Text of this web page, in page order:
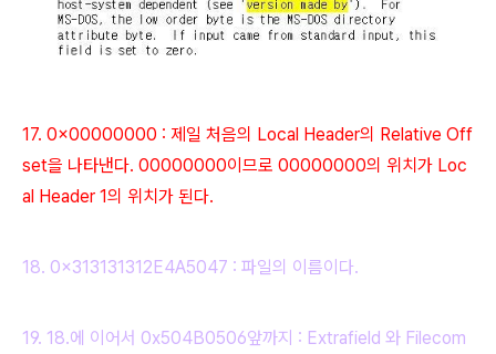
17. 0x00000000 : 제일 처음의 Local Header의 Relative Off
set을 나타낸다. 00000000이므로 00000000의 위치가 Loc
al Header 1의 위치가 된다.
18. 0x313131312E4A5047 : 파일의 이름이다.
19. 18.에 이어서 0x504B0506앞까지 : Extrafield 와 Filecom